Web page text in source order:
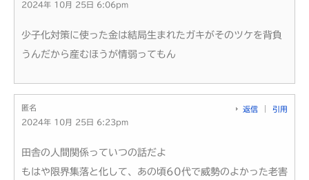
2024年 10月 25日 6:06pm
少子化対策に使った金は結局生まれたガキがそのツケを背負
うんだから産むほうが情弱ってもん
匿名
2024年 10月 25日 6:23pm
返信 引用
田舎の人間関係っていつの話だよ
もはや限界集落と化して、あの頃60代で威勢のよかった老害